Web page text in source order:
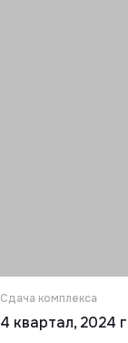
Сдача комплекса
4 квартал, 2024